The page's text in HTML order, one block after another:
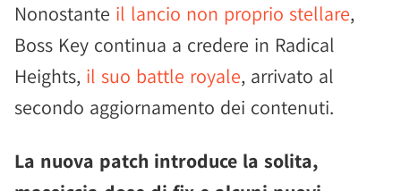
Nonostante il lancio non proprio stellare,
Boss Key continua a credere in Radical
Heights, il suo battle royale, arrivato al
secondo aggiornamento dei contenuti.
La nuova patch introduce la solita,